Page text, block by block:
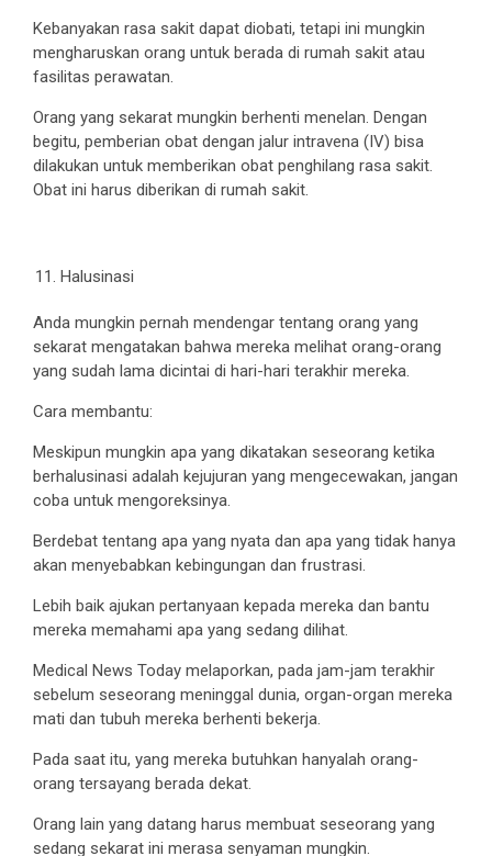
Kebanyakan rasa sakit dapat diobati, tetapi ini mungkin
mengharuskan orang untuk berada di rumah sakit atau
fasilitas perawatan.
Orang yang sekarat mungkin berhenti menelan. Dengan
begitu, pemberian obat dengan jalur intravena (IV) bisa
dilakukan untuk memberikan obat penghilang rasa sakit.
Obat ini harus diberikan di rumah sakit.
Halusinasi
Anda mungkin pernah mendengar tentang orang yang
sekarat mengatakan bahwa mereka melihat orang-orang
yang sudah lama dicintai di hari-hari terakhir mereka.
Cara membantu:
Meskipun mungkin apa yang dikatakan seseorang ketika
berhalusinasi adalah kejujuran yang mengecewakan, jangan
coba untuk mengoreksinya.
Berdebat tentang apa yang nyata dan apa yang tidak hanya
akan menyebabkan kebingungan dan frustrasi.
Lebih baik ajukan pertanyaan kepada mereka dan bantu
mereka memahami apa yang sedang dilihat.
Medical News Today melaporkan, pada jam-jam terakhir
sebelum seseorang meninggal dunia, organ-organ mereka
mati dan tubuh mereka berhenti bekerja.
Pada saat itu, yang mereka butuhkan hanyalah orang-
orang tersayang berada dekat.
Orang lain yang datang harus membuat seseorang yang
sedang sekarat ini merasa senyaman mungkin.